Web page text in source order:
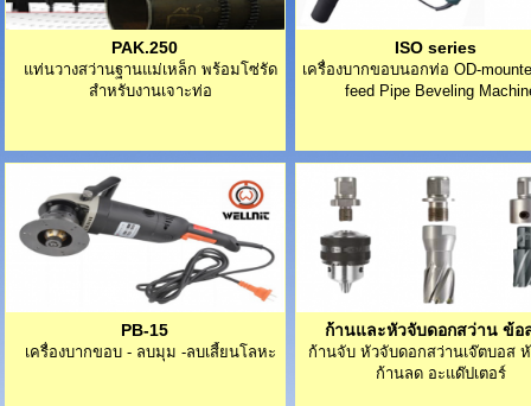
PAK.250
แท่นวางสว่านฐานแม่เหล็ก พร้อมโซ่รัด
สำหรับงานเจาะท่อ
ISO series
เครื่องบากขอบนอกท่อ OD-
feed Pipe Beveling
PB-15
เครื่องบากขอบ - ลบมุม -ลบเสี้ยนโลหะ
ก้านและหัวจับดอกสว่าน ข้อ
ก้านจับ หัวจับดอกสว่านเจ๊ตบอส
ก้านลด อะแด๊ปเตอร์